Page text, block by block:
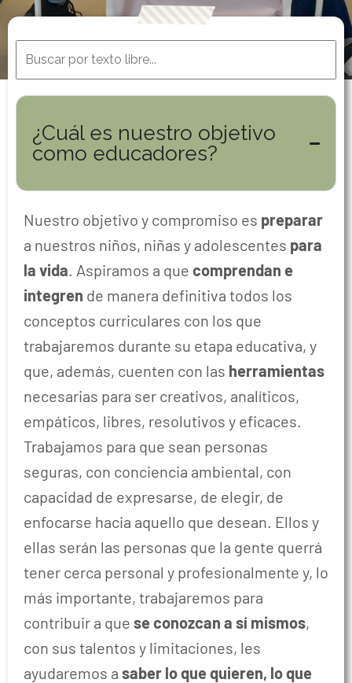
¿Cuál es nuestro objetivo
como educadores?
Nuestro objetivo y compromiso es preparar
a nuestros niños, niñas y adolescentes para
la vida. Aspiramos a que comprendan e
integren de manera definitiva todos los
conceptos curriculares con los que
trabajaremos durante su etapa educativa, y
que, además, cuenten con las herramientas
necesarias para ser creativos, analíticos,
empáticos, libres, resolutivos y eficaces.
Trabajamos para que sean personas
seguras, con conciencia ambiental, con
capacidad de expresarse, de elegir, de
enfocarse hacia aquello que desean. Ellos y
ellas serán las personas que la gente querrá
tener cerca personal y profesionalmente y, lo
más importante, trabajaremos para
contribuir a que se conozcan a sí mismos,
con sus talentos y limitaciones, les
ayudaremos a saber lo que quieren, lo que